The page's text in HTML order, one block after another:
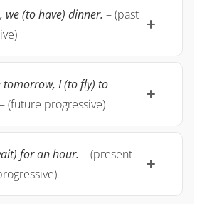
we (to have) dinner. – (past
tomorrow, I (to fly) to
– (future progressive)
for an hour. – (present